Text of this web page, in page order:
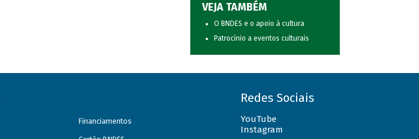
VEJA TAMBÉM
O BNDES e o apoio à cultura
Patrocínio a eventos culturais
Financiamentos
Redes Sociais
YouTube
Instagram